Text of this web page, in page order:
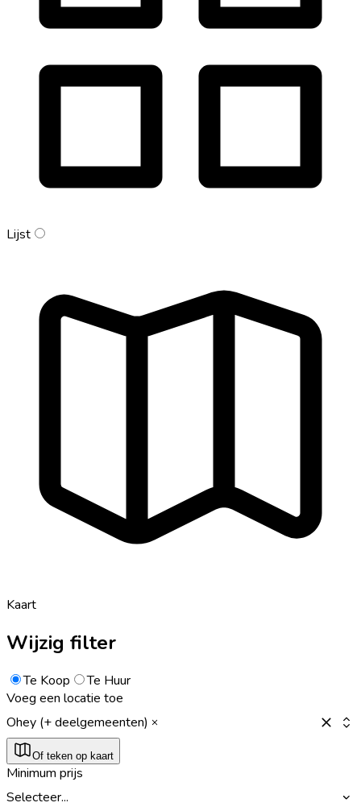
Lijst
Kaart
Wijzig filter
Te Koop
Te Huur
Voeg een locatie toe
Ohey (+ deelgemeenten)
Of teken op kaart
Minimum prijs
Selecteer...